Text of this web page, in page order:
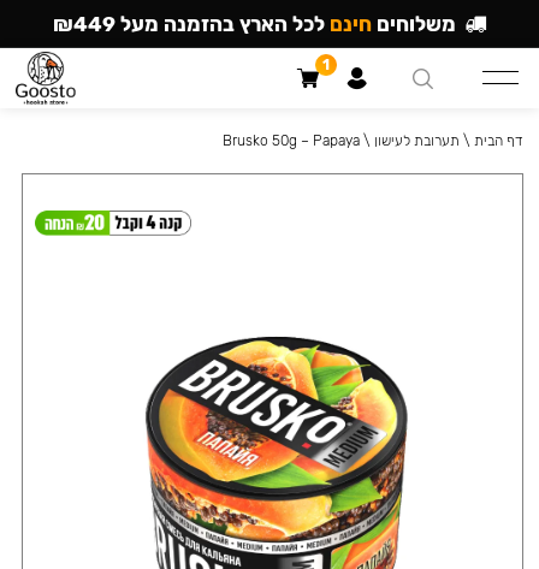
דף הבית \ תערובת לעישון \
Brusko 50g – Papaya
משלוחים חינם לכל הארץ בהזמנה מעל ₪449
1